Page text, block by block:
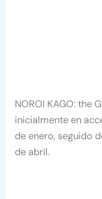
NOROI KAGO: the
inicialmente en
de enero, seguido
de abril.